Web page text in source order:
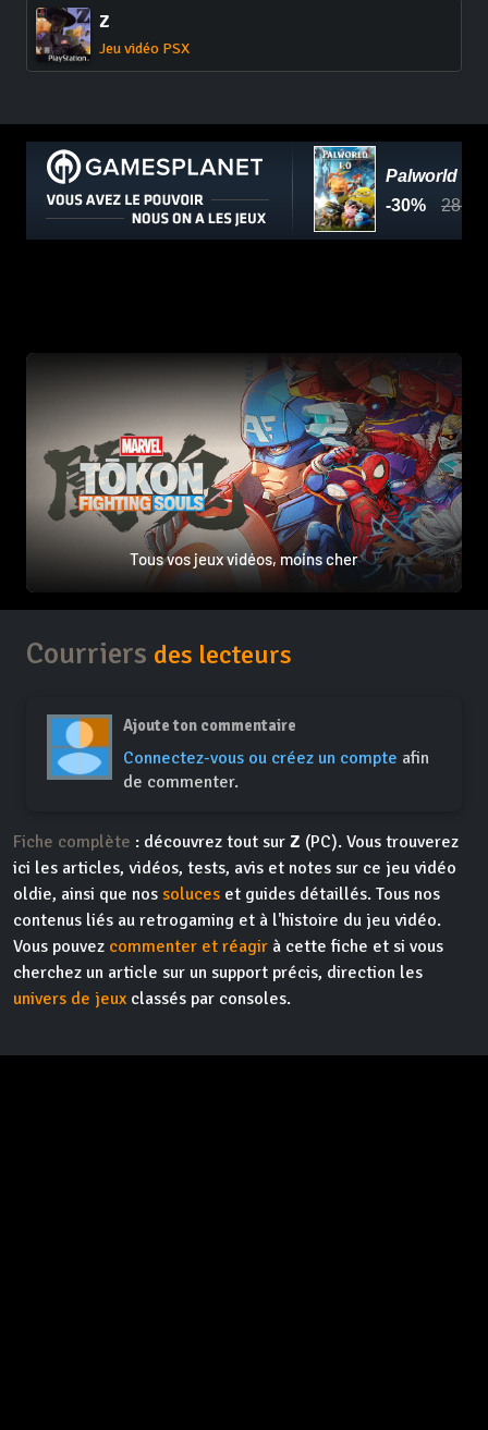
Z
Jeu vidéo PSX
Tous vos jeux vidéos, moins cher
Courriers des lecteurs
Ajoute ton commentaire
Connectez-vous ou créez un compte afin
de commenter.
Fiche complète : découvrez tout sur Z (PC). Vous trouverez
ici les articles, vidéos, tests, avis et notes sur ce jeu vidéo
oldie, ainsi que nos soluces et guides détaillés. Tous nos
contenus liés au retrogaming et à l'histoire du jeu vidéo.
Vous pouvez commenter et réagir à cette fiche et si vous
cherchez un article sur un support précis, direction les
univers de jeux classés par consoles.